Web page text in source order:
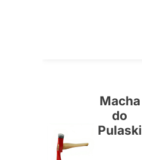
Macha
do
Pulaski